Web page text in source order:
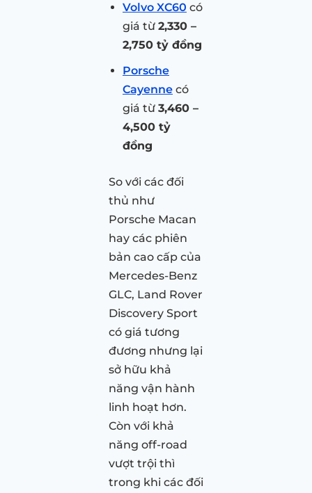
Volvo XC60 có
giá từ 2,330 –
2,750 tỷ đồng
Porsche
Cayenne có
giá từ 3,460 –
4,500 tỷ
đồng
So với các đối
thủ như
Porsche Macan
hay các phiên
bản cao cấp của
Mercedes-Benz
GLC, Land Rover
Discovery Sport
có giá tương
đương nhưng lại
sở hữu khả
năng vận hành
linh hoạt hơn.
Còn với khả
năng off-road
vượt trội thì
trong khi các đối